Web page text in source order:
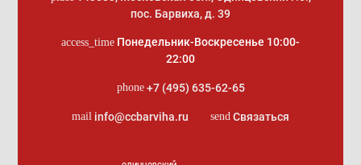
пос. Барвиха, д. 39
access_time Понедельник-Воскресенье 10:00-
22:00
phone +7 (495) 635-62-65
mail info@ccbarviha.ru send Связаться